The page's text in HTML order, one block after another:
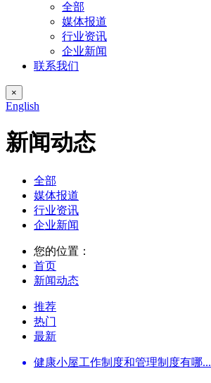
全部
媒体报道
行业资讯
企业新闻
联系我们
×
English
新闻动态
全部
媒体报道
行业资讯
企业新闻
您的位置：
首页
新闻动态
推荐
热门
最新
健康小屋工作制度和管理制度有哪...